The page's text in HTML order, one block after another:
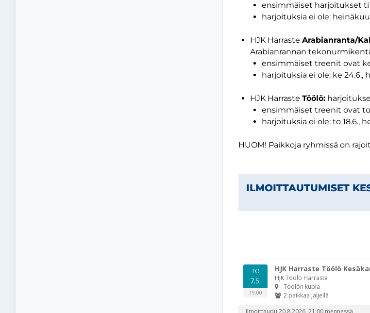
ensimmäiset harjoitukset ti
harjoituksia ei ole:
HJK Harraste Arabianranta/
Arabianrannan
ensimmäiset treenit ovat
harjoituksia ei ole: ke 24.6.,
HJK Harraste Töölö:
ensimmäiset treenit ovat to
harjoituksia ei ole: to 18.6.,
HUOM! Paikkoja ryhmissä on
ILMOITTAUTUMISET